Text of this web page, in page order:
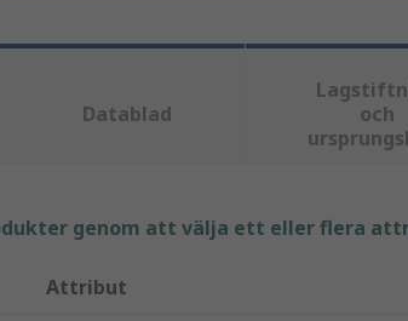
Datablad
och
genom att välja ett eller flera
Attribut